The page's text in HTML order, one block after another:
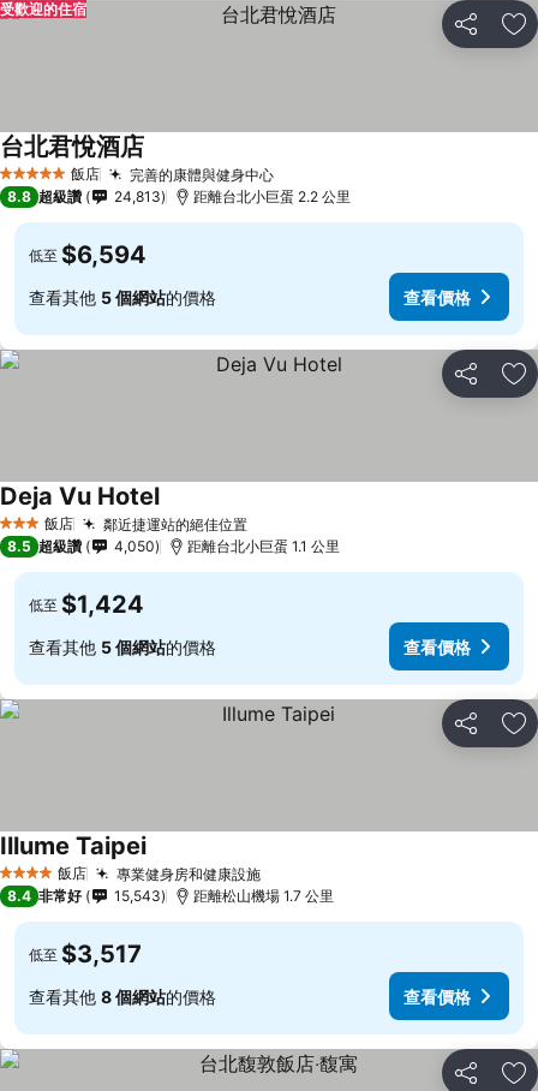
分享 加
受歡迎的住宿
5 星級 飯店 完善的康體與健身中心查看價格
台北君悅酒店
8.8 超級讚 24,813 距離台北小巨蛋 2.2 公里
低至 $6,594
查看其他 5 個網站的價格 查看價格
分享 加
3 星級 飯店 鄰近捷運站的絕佳位置查看價格
Deja Vu Hotel查看價格
8.5 超級讚 4,050 距離台北小巨蛋 1.1 公里
低至 $1,424
查看其他 5 個網站的價格 查看價格
分享 加
4 星級 飯店 專業健身房和健康設施查看價格
Illume Taipei查看價格
8.4 非常好 15,543 距離松山機場 1.7 公里
低至 $3,517
查看其他 8 個網站的價格 查看價格
分享 加